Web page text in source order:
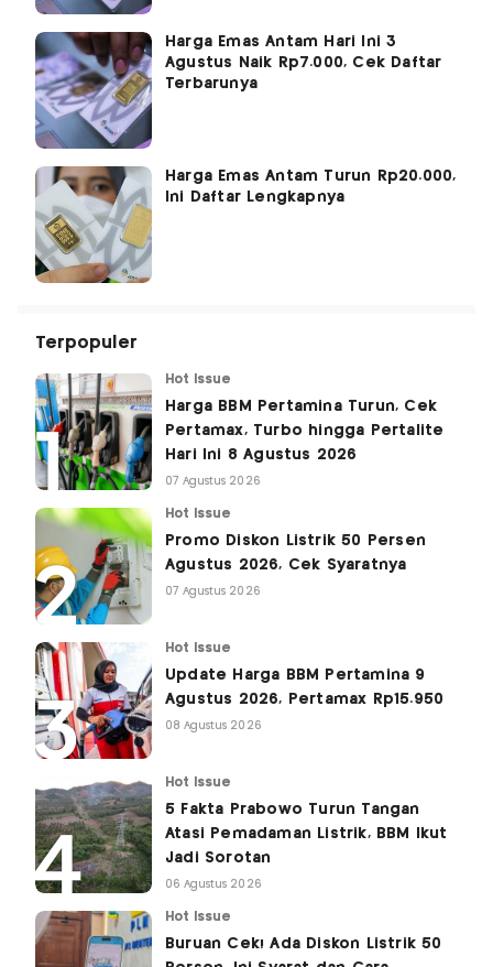
Harga Emas Antam Hari Ini 3
Agustus Naik Rp7.000, Cek Daftar
Terbarunya
Harga Emas Antam Turun Rp20.000,
Ini Daftar Lengkapnya
Terpopuler
Hot Issue
Harga BBM Pertamina Turun, Cek
Pertamax, Turbo hingga Pertalite
Hari Ini 8 Agustus 2026
07 Agustus 2026
Hot Issue
Promo Diskon Listrik 50 Persen
Agustus 2026, Cek Syaratnya
07 Agustus 2026
Hot Issue
Update Harga BBM Pertamina 9
Agustus 2026, Pertamax Rp15.950
08 Agustus 2026
Hot Issue
5 Fakta Prabowo Turun Tangan
Atasi Pemadaman Listrik, BBM Ikut
Jadi Sorotan
06 Agustus 2026
Hot Issue
Buruan Cek! Ada Diskon Listrik 50